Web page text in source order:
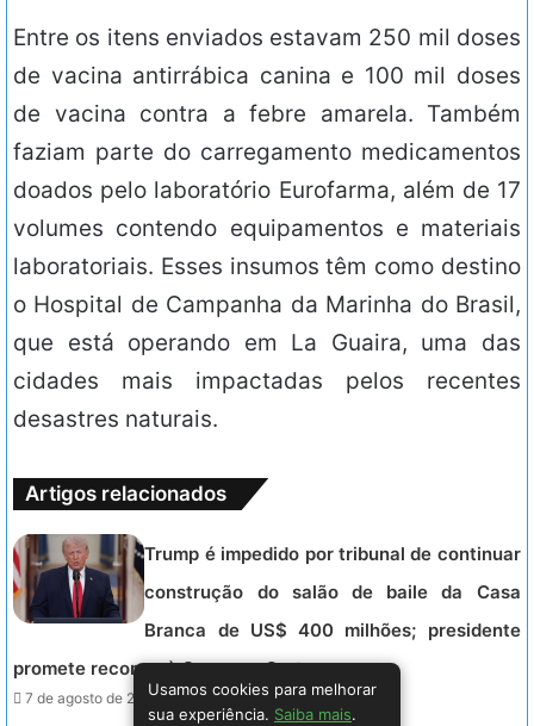
Entre os itens enviados estavam 250 mil doses
de vacina antirrábica canina e 100 mil doses
de vacina contra a febre amarela. Também
faziam parte do carregamento medicamentos
doados pelo laboratório Eurofarma, além de 17
volumes contendo equipamentos e materiais
laboratoriais. Esses insumos têm como destino
o Hospital de Campanha da Marinha do Brasil,
que está operando em La Guaira, uma das
cidades mais impactadas pelos recentes
desastres naturais.
Artigos relacionados
Trump é impedido por tribunal de continuar
construção do salão de baile da Casa
Branca de US$ 400 milhões; presidente
promete recorrer à Suprema Corte.
7 de agosto de 2026 - 23:58.Usamos cookies para melhorar
sua experiência. Saiba mais.